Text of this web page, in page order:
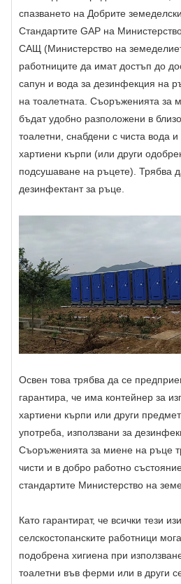
спазването на Добрите
Стандартите GAP на
САЩ (Министерство на
работниците да имат достъп до
сапун и вода за дезинфекция на
на тоалетната. Съоръженията за
бъдат удобно разположени в
тоалетни, снабдени с чиста вода
хартиени кърпи (или други
подсушаване на ръцете). Трябва
дезинфектант за ръце.
Освен това трябва да се
гарантира, че има контейнер за
хартиени кърпи или други
употреба, използвани за
Съоръженията за миене на ръце
чисти и в добро работно
стандартите Министерство на
Като гарантират, че всички тези
селскостопанските работници
подобрена хигиена при
тоалетни във ферми или в други